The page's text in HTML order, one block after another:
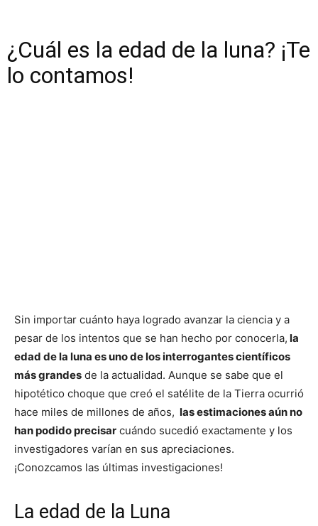
¿Cuál es la edad de la luna? ¡Te
lo contamos!
Sin importar cuánto haya logrado avanzar la ciencia y a
pesar de los intentos que se han hecho por conocerla, la
edad de la luna es uno de los interrogantes científicos
más grandes de la actualidad. Aunque se sabe que el
hipotético choque que creó el satélite de la Tierra ocurrió
hace miles de millones de años, las estimaciones aún no
han podido precisar cuándo sucedió exactamente y los
investigadores varían en sus apreciaciones.
¡Conozcamos las últimas investigaciones!
La edad de la Luna